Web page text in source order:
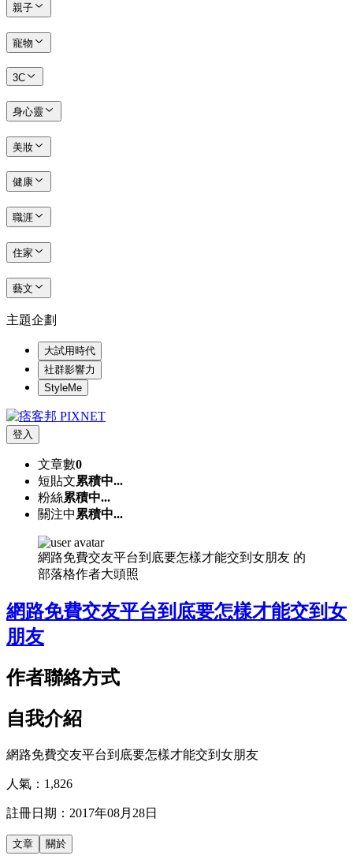
親子
寵物
3C
身心靈
美妝
健康
職涯
住家
藝文
主題企劃
大試用時代
社群影響力
StyleMe
登入
文章數0
短貼文累積中...
粉絲累積中...
關注中 累積中...
網路免費交友平台到底要怎樣才能交到女朋友 的
部落格作者大頭照
網路免費交友平台到底要怎樣才能交到女
朋友
作者聯絡方式
自我介紹
網路免費交友平台到底要怎樣才能交到女朋友
人氣： 1,826
註冊日期： 2017年08月28日
文章 關於